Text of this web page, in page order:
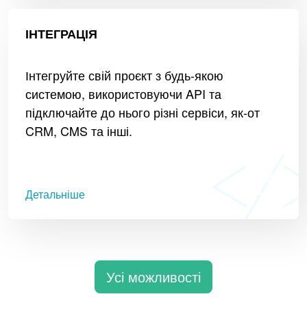
ІНТЕГРАЦІЯ
Інтегруйте свій проєкт з будь-якою
системою, використовуючи API та
підключайте до нього різні сервіси, як-от
CRM, CMS та інші.
Детальніше
Усі можливості